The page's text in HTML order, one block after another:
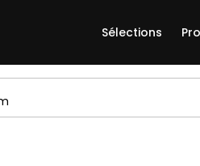
Sélections